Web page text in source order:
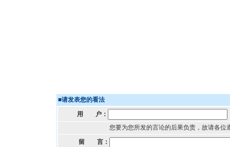
■请发表您的看法
用 户：
您要为您所发的言论的后果负责，故请各位
留 言：